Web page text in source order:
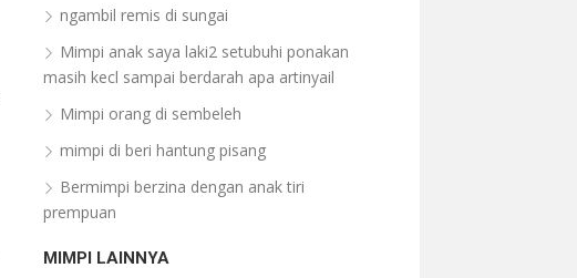
ngambil remis di sungai
Mimpi anak saya laki2 setubuhi ponakan
masih kecl sampai berdarah apa artinyail
Mimpi orang di sembeleh
mimpi di beri hantung pisang
Bermimpi berzina dengan anak tiri
prempuan
MIMPI LAINNYA